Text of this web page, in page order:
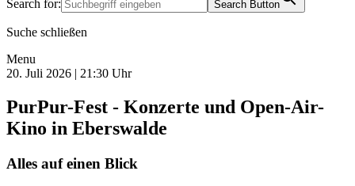
Search for: Search Button
Suche schließen
Menu
20. Juli 2026 | 21:30 Uhr
PurPur-Fest - Konzerte und Open-Air-
Kino in Eberswalde
Alles auf einen Blick